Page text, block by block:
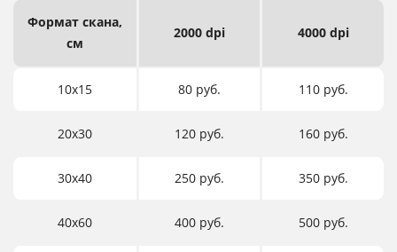
Формат скана,
см
2000 dpi 4000 dpi
10х15 80 руб. 110 руб.
20х30 120 руб. 160 руб.
30х40 250 руб. 350 руб.
40х60 400 руб. 500 руб.